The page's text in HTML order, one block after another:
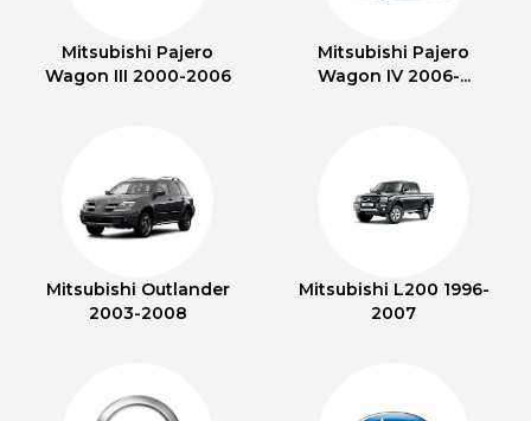
Mitsubishi Pajero
Wagon III 2000-2006
Mitsubishi Pajero
Wagon IV 2006-...
Mitsubishi Outlander
2003-2008
Mitsubishi L200 1996-
2007